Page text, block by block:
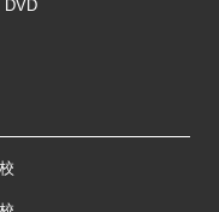
DVD